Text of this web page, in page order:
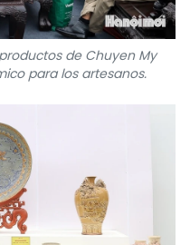
de Chuyen My
para los artesanos.